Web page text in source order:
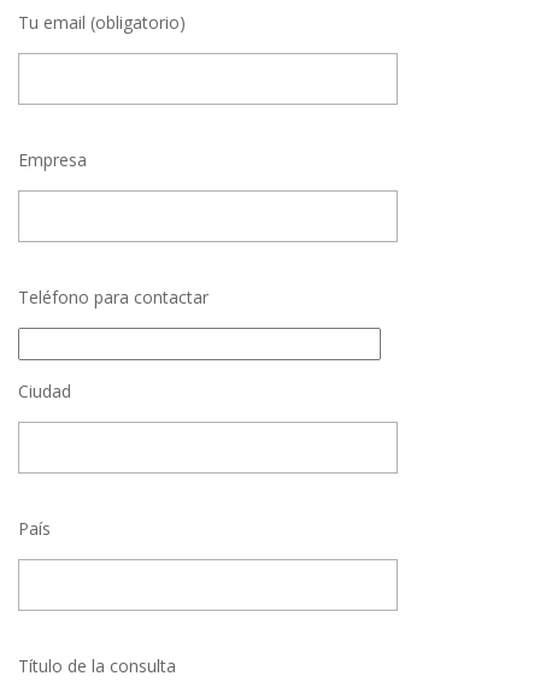
Tu email (obligatorio)
Empresa
Teléfono para contactar
Ciudad
País
Título de la consulta